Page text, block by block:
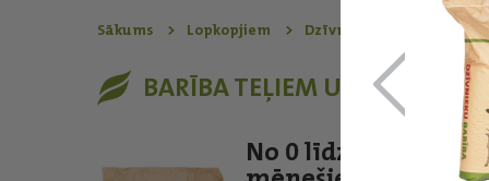
Sākums Lopkopjiem Dzīvnieku barība -
BARĪBA TEĻIEM UN
No 0 līdz 1.5